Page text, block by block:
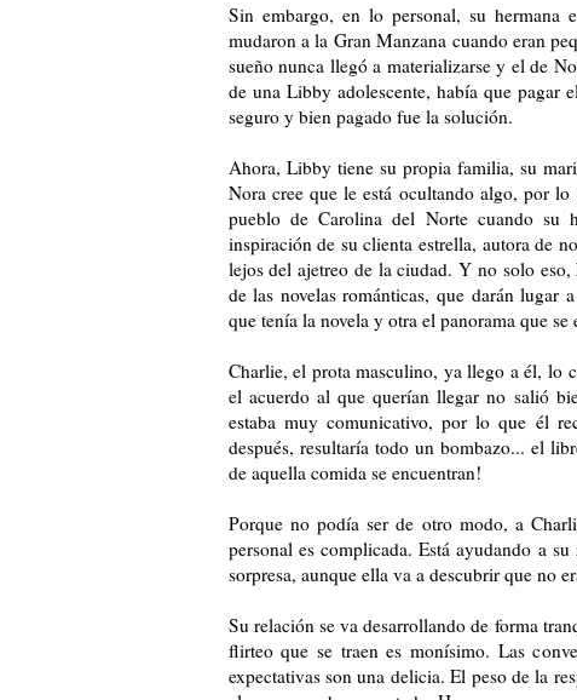
Sin embargo, en lo personal, su hermana
mudaron a la Gran Manzana cuando eran
sueño nunca llegó a materializarse y el de
de una Libby adolescente, había que
seguro y bien pagado fue la solución.
Ahora, Libby tiene su propia familia, su
Nora cree que le está ocultando algo, por lo
pueblo de Carolina del Norte cuando su
inspiración de su clienta estrella, autora de
lejos del ajetreo de la ciudad. Y no solo
de las novelas románticas, que darán lugar
que tenía la novela y otra el panorama que se
Charlie, el prota masculino, ya llego a él, lo
el acuerdo al que querían llegar no salió
estaba muy comunicativo, por lo que él
después, resultaría todo un bombazo... el
de aquella comida se encuentran!
Porque no podía ser de otro modo, a
personal es complicada. Está ayudando a
sorpresa, aunque ella va a descubrir que no
Su relación se va desarrollando de forma
flirteo que se traen es monísimo. Las
expectativas son una delicia. El peso de la